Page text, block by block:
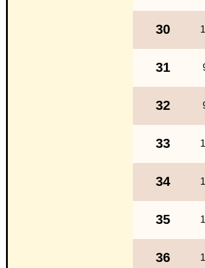
30
31
32
33
34
35
36